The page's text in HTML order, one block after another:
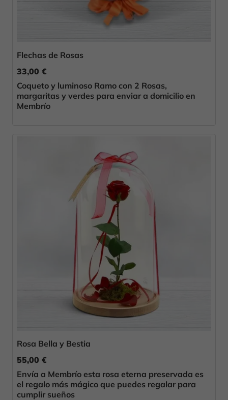
Flechas de Rosas
33,00 €
Coqueto y luminoso Ramo con 2 Rosas,
margaritas y verdes para enviar a domicilio en
Membrío
Rosa Bella y Bestia
55,00 €
Envía a Membrío esta rosa eterna preservada es
el regalo más mágico que puedes regalar para
cumplir sueños